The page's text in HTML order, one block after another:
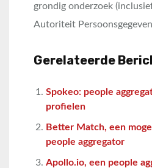
grondig onderzoek
Autoriteit
Gerelateerde
Spokeo: people
profielen
Better Match, een
people aggregator
Apollo.io, een people